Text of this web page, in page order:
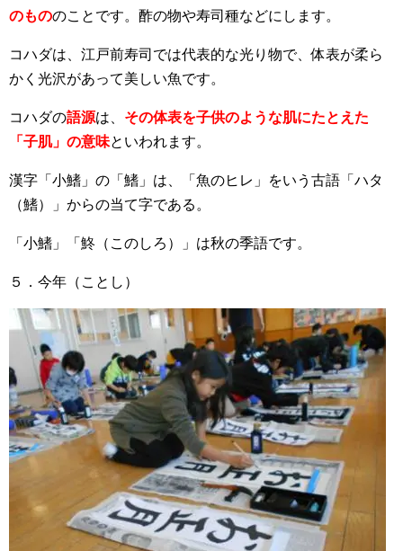
のもののことです。酢の物や寿司種などにします。
コハダは、江戸前寿司では代表的な光り物で、体表が柔ら
かく光沢があって美しい魚です。
コハダの語源は、 その体表を子供のような肌にたとえた
「子肌」の意味といわれます。
漢字「小鰭」の「鰭」は、「魚のヒレ」をいう古語「ハタ
（鰭）」からの当て字である。
「小鰭」「鮗（このしろ）」は秋の季語です。
５．今年（ことし）